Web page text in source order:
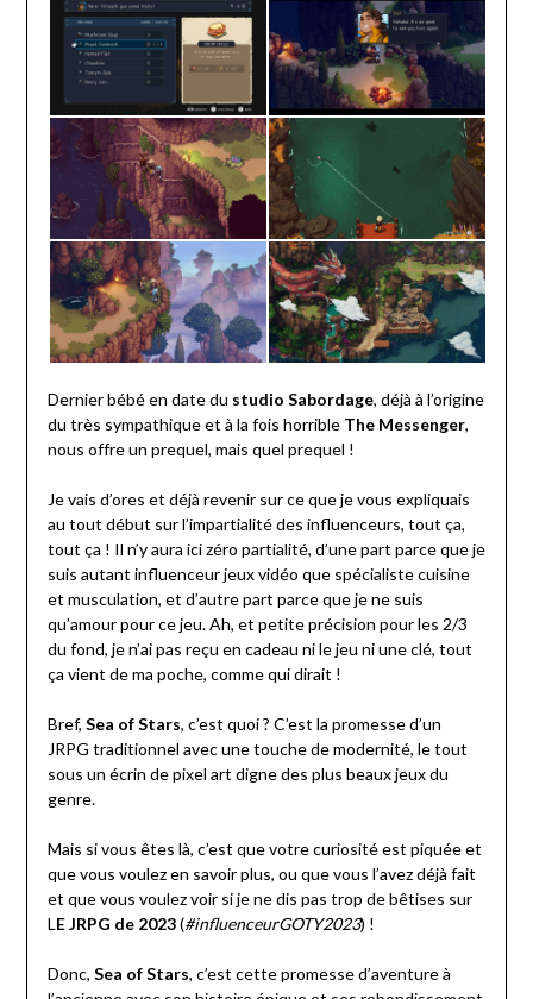
Dernier bébé en date du studio Sabordage, déjà à l’origine
du très sympathique et à la fois horrible The Messenger,
nous offre un prequel, mais quel prequel !
Je vais d’ores et déjà revenir sur ce que je vous expliquais
au tout début sur l’impartialité des influenceurs, tout ça,
tout ça ! Il n’y aura ici zéro partialité, d’une part parce que je
suis autant influenceur jeux vidéo que spécialiste cuisine
et musculation, et d’autre part parce que je ne suis
qu’amour pour ce jeu. Ah, et petite précision pour les 2/3
du fond, je n’ai pas reçu en cadeau ni le jeu ni une clé, tout
ça vient de ma poche, comme qui dirait !
Bref, Sea of Stars, c’est quoi ? C’est la promesse d’un
JRPG traditionnel avec une touche de modernité, le tout
sous un écrin de pixel art digne des plus beaux jeux du
genre.
Mais si vous êtes là, c’est que votre curiosité est piquée et
que vous voulez en savoir plus, ou que vous l’avez déjà fait
et que vous voulez voir si je ne dis pas trop de bêtises sur
LE JRPG de 2023(#influenceurGOTY2023) !
Donc, Sea of Stars, c’est cette promesse d’aventure à